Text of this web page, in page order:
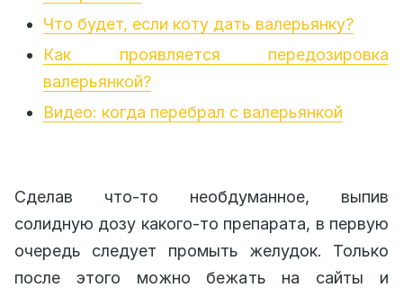
Что будет, если коту дать валерьянку?
Как проявляется передозировка
валерьянкой?
Видео: когда перебрал с валерьянкой
Сделав что-то необдуманное, выпив
солидную дозу какого-то препарата, в первую
очередь следует промыть желудок. Только
после этого можно бежать на сайты и